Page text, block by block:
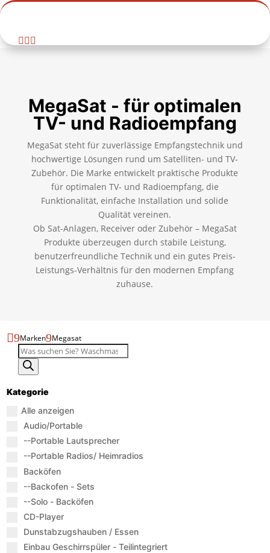

MegaSat - für optimalen
TV- und Radioempfang
MegaSat steht für zuverlässige Empfangstechnik und
hochwertige Lösungen rund um Satelliten- und TV-
Zubehör. Die Marke entwickelt praktische Produkte
für optimalen TV- und Radioempfang, die
Funktionalität, einfache Installation und solide
Qualität vereinen.
Ob Sat-Anlagen, Receiver oder Zubehör – MegaSat
Produkte überzeugen durch stabile Leistung,
benutzerfreundliche Technik und ein gutes Preis-
Leistungs-Verhältnis für den modernen Empfang
zuhause.
9Marken9Megasat
Produktsuche
Kategorie
Alle anzeigen
Audio/Portable
--Portable Lautsprecher
--Portable Radios/ Heimradios
Backöfen
--Backofen - Sets
--Solo - Backöfen
CD-Player
Dunstabzugshauben / Essen
Einbau Geschirrspüler - Teilintegriert